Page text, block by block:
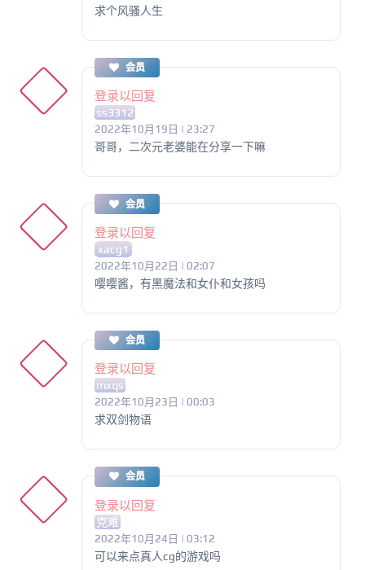
求个风骚人生
会员
登录以回复
ss3312
2022年10月19日 | 23:27
哥哥，二次元老婆能在分享一下嘛
会员
登录以回复
xacg1
2022年10月22日 | 02:07
嘤嘤酱，有黑魔法和女仆和女孩吗
会员
登录以回复
mxqs
2022年10月23日 | 00:03
求双剑物语
会员
登录以回复
克难
2022年10月24日 | 03:12
可以来点真人cg的游戏吗